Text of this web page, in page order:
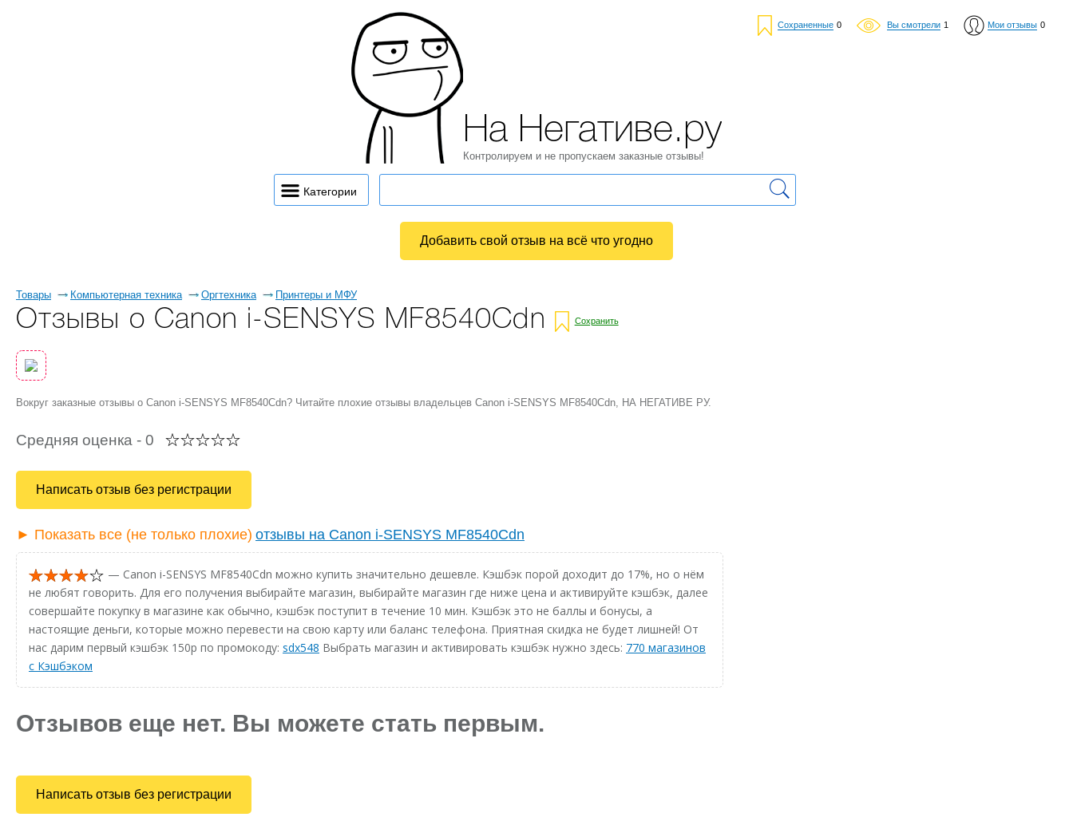
Сохраненные 0 Вы смотрели 1 Мои отзывы 0
Товары Компьютерная техника Оргтехника Принтеры и МФУ
Отзывы о Canon i-SENSYS MF8540Cdn Сохранить
Вокруг заказные отзывы о Canon i-SENSYS MF8540Cdn? Читайте плохие отзывы владельцев Canon i-SENSYS MF8540Cdn, НА НЕГАТИВЕ РУ.
Средняя оценка - 0
Написать отзыв без регистрации
► Показать все (не только плохие) отзывы на Canon i-SENSYS MF8540Cdn
— Canon i-SENSYS MF8540Cdn можно купить значительно дешевле. Кэшбэк порой доходит до 17%, но о нём
не любят говорить. Для его получения выбирайте магазин, выбирайте магазин где ниже цена и активируйте кэшбэк, далее
совершайте покупку в магазине как обычно, кэшбэк поступит в течение 10 мин. Кэшбэк это не баллы и бонусы, а
настоящие деньги, которые можно перевести на свою карту или баланс телефона. Приятная скидка не будет лишней! От
нас дарим первый кэшбэк 150р по промокоду: sdx548 Выбрать магазин и активировать кэшбэк нужно здесь: 770 магазинов
с Кэшбэком
Отзывов еще нет. Вы можете стать первым.
Написать отзыв без регистрации
На Негативе.ру
Контролируем и не пропускаем заказные отзывы!
Категории
Добавить свой отзыв на всё что угодно